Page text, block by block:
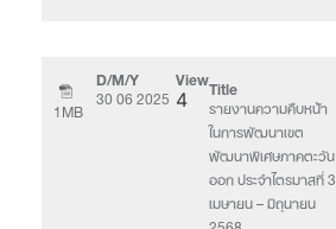
1MB
D/M/Y
30 06 2025
View
4 Title
รายงานความคืบหน้า
ในการพัฒนาเขต
พัฒนาพิเศษภาคตะวัน
ออก ประจำไตรมาสที่ 3
เมษายน – มิถุนายน